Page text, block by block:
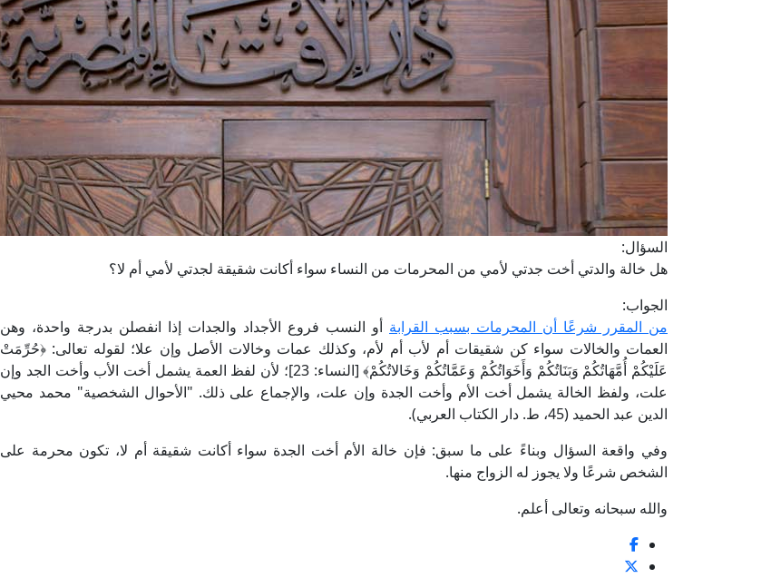
السؤال:
هل خالة والدتي أخت جدتي لأمي من المحرمات من النساء سواء أكانت شقيقة لجدتي لأمي أم لا؟
الجواب:
من المقرر شرعًا أن المحرمات بسبب القرابة أو النسب فروع الأجداد والجدات إذا انفصلن بدرجة واحدة، وهن
العمات والخالات سواء كن شقيقات أم لأب أم لأم، وكذلك عمات وخالات الأصل وإن علا؛ لقوله تعالى: ﴿حُرِّمَتْ
عَلَيْكُمْ أُمَّهَاتُكُمْ وَبَنَاتُكُمْ وَأَخَوَاتُكُمْ وَعَمَّاتُكُمْ وَخَالاتُكُمْ﴾ [النساء: 23]؛ لأن لفظ العمة يشمل أخت الأب وأخت الجد وإن
علت، ولفظ الخالة يشمل أخت الأم وأخت الجدة وإن علت، والإجماع على ذلك. "الأحوال الشخصية" محمد محيي
الدين عبد الحميد (45، ط. دار الكتاب العربي).
وفي واقعة السؤال وبناءً على ما سبق: فإن خالة الأم أخت الجدة سواء أكانت شقيقة أم لا، تكون محرمة على
الشخص شرعًا ولا يجوز له الزواج منها.
والله سبحانه وتعالى أعلم.